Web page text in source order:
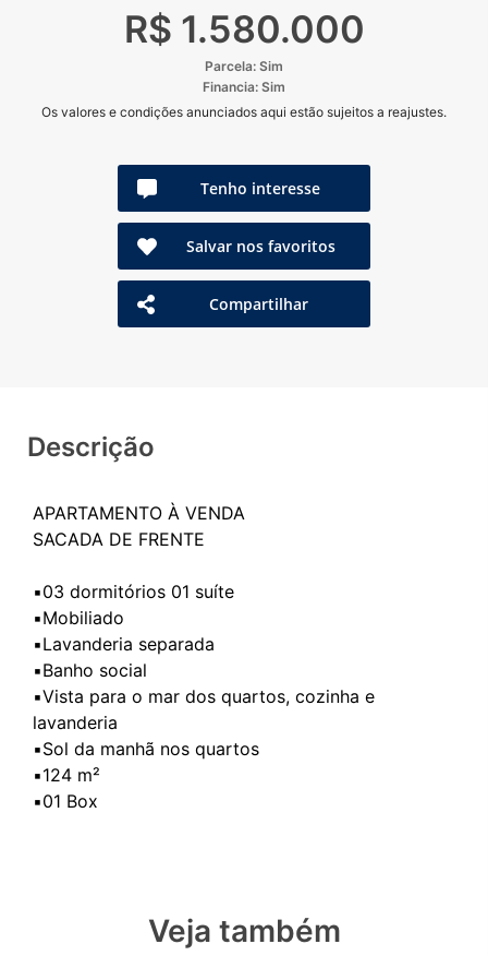
R$ 1.580.000
Parcela: Sim
Financia: Sim
Os valores e condições anunciados aqui estão sujeitos a reajustes.
Tenho interesse
Salvar nos favoritos
Compartilhar
Descrição
APARTAMENTO À VENDA
SACADA DE FRENTE
▪️03 dormitórios 01 suíte
▪️Mobiliado
▪️Lavanderia separada
▪️Banho social
▪️Vista para o mar dos quartos, cozinha e
lavanderia
▪️Sol da manhã nos quartos
▪️124 m²
Veja também